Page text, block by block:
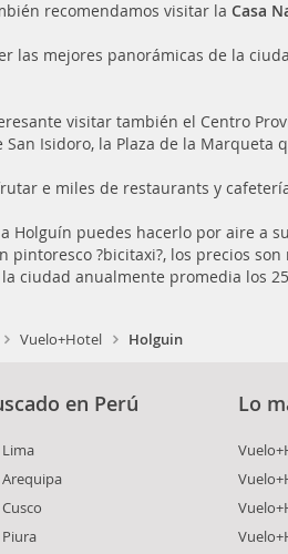
recomendamos visitar la Casa
las mejores panorámicas de la
visitar también el Centro
San Isidoro, la Plaza de la Marqueta
e miles de restaurants y
Holguín puedes hacerlo por aire a
pintoresco ?bicitaxi?, los precios
ciudad anualmente promedia los
Vuelo+Hotel Holguin
en Perú Lo